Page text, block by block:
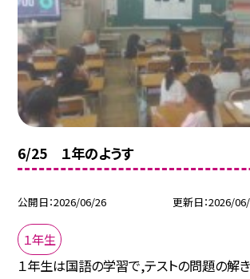
6/25 １年のようす
公開日 2026/06/26 更新日 2026/
１年生
１年生は国語の学習で,テストの問題の解